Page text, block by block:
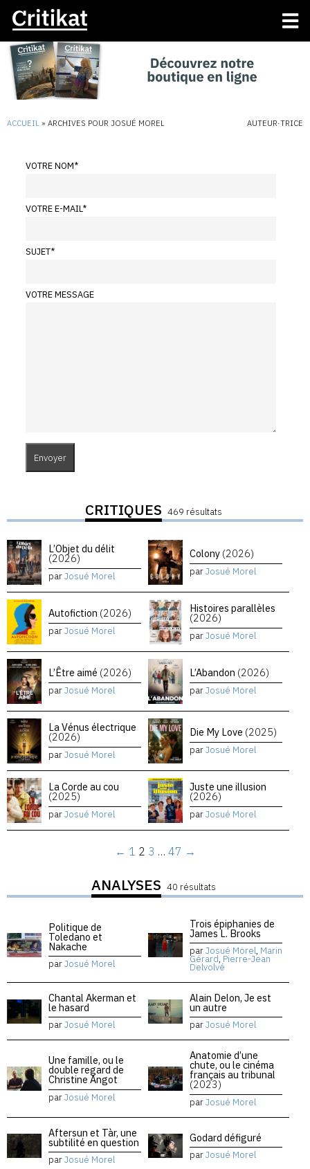
ACCUEIL » ARCHIVES POUR JOSUÉ MOREL AUTEUR·TRICE
VOTRE NOM*
VOTRE E-MAIL*
SUJET*
VOTRE MESSAGE
CRITIQUES 469 résultats
L’Objet du délit
(2026)
parJosué Morel
Colony (2026)
parJosué Morel
Autofiction (2026)
parJosué Morel
Histoires parallèles
(2026)
parJosué Morel
L’Être aimé (2026)
parJosué Morel
L’Abandon (2026)
parJosué Morel
La Vénus électrique
(2026)
parJosué Morel
Die My Love (2025)
parJosué Morel
La Corde au cou
(2025)
parJosué Morel
Juste une illusion
(2026)
parJosué Morel
← 1 2 3 … 47 →
ANALYSES 40 résultats
Politique de
Toledano et
Nakache
parJosué Morel
Trois épiphanies de
James L. Brooks
parJosué Morel, Marin
Gérard, Pierre-Jean
Delvolvé
Chantal Akerman et
le hasard
parJosué Morel
Alain Delon, Je est
un autre
parJosué Morel
Une famille, ou le
double regard de
Christine Angot
parJosué Morel
Anatomie d’une
chute, ou le cinéma
français au tribunal
(2023)
parJosué Morel
Aftersun et Tàr, une
subtilité en question
parJosué Morel
Godard défiguré
parJosué Morel